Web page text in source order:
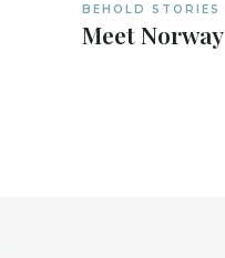
BEHOLD STORIES
Meet Norway